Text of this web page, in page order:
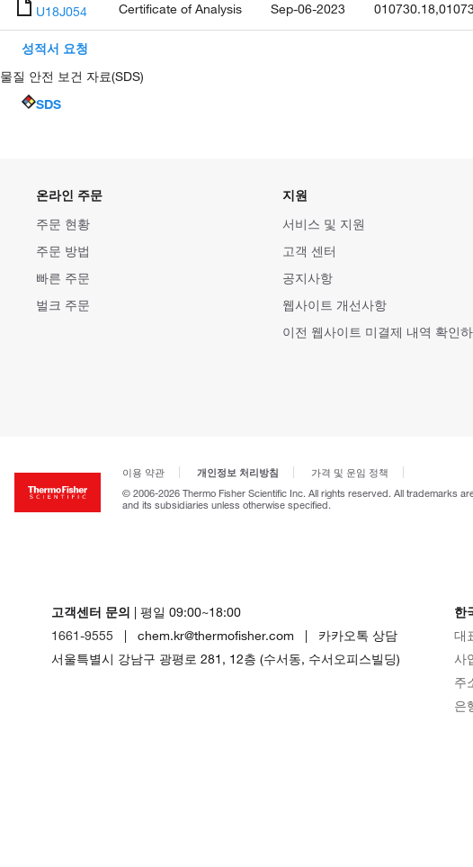
U18J054 Certificate of Analysis Sep-06-2023 010730.18,
성적서 요청
물질 안전 보건 자료(SDS)
SDS
온라인 주문
주문 현황
주문 방법
빠른 주문
벌크 주문
지원
서비스 및 지원
고객 센터
공지사항
웹사이트 개선사항
이전 웹사이트 미결제 내역 확인
이용 약관 개인정보 처리방침
가격 및 운임 정책
© 2006-2026 Thermo Fisher Scientific Inc. All rights reserved. All trademarks
and its subsidiaries unless otherwise specified.
고객센터 문의 | 평일 09:00~18:00
1661-9555 | chem.kr@thermofisher.com | 카카오톡 상담
서울특별시 강남구 광평로 281, 12층 (수서동, 수서오피스빌딩)
한
대
사
주
은